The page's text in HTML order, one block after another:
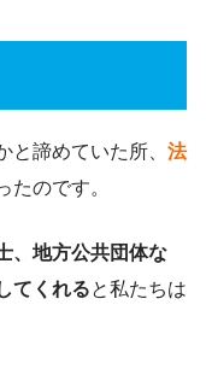
と諦めていた所、 法
たのです。
、地方公共団体な
てくれると私たちは